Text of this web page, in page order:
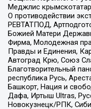
Меджлис
О противодействии
РЕВТАТПОД,
Божией Матери
Фирма, Молодежная
Правды и Единения,
Автоград Крю, Союз
Благотворительный
республика Русь,
Башкорт, Нация и
Дафа, Иртыш Ultras,
Новокузнецк/РПК,